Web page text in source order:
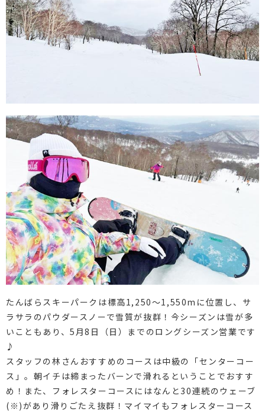
たんばらスキーパークは標高1,250～1,550mに位置し、サ
ラサラのパウダースノーで雪質が抜群！今シーズンは雪が多
いこともあり、5月8日（日）までのロングシーズン営業です
♪
スタッフの林さんおすすめのコースは中級の「センターコー
ス」。朝イチは締まったバーンで滑れるということでおすす
め！また、フォレスターコースにはなんと30連続のウェーブ
(※)があり滑りごたえ抜群！マイマイもフォレスターコース